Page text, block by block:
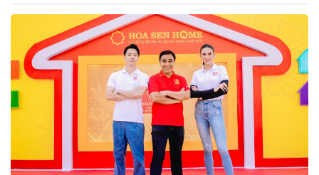
chinh phục ước mơ của mình.